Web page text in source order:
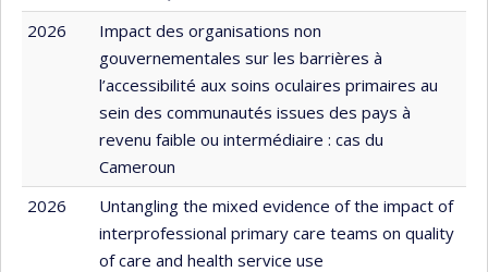
2026
Impact des organisations non
gouvernementales sur les barrières à
l’accessibilité aux soins oculaires primaires au
sein des communautés issues des pays à
revenu faible ou intermédiaire : cas du
Cameroun
2026
Untangling the mixed evidence of the impact of
interprofessional primary care teams on quality
of care and health service use